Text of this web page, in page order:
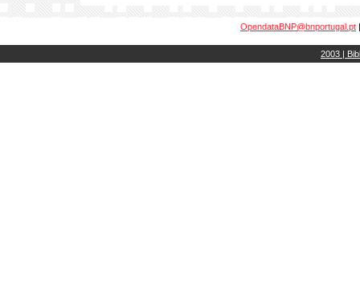
OpendataBNP@bnportugal.pt
2003 |